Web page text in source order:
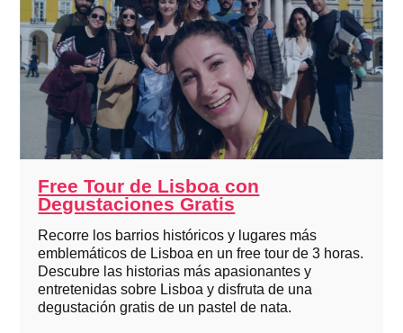
Free Tour de Lisboa con
Degustaciones Gratis
Recorre los barrios históricos y lugares más
emblemáticos de Lisboa en un free tour de 3 horas.
Descubre las historias más apasionantes y
entretenidas sobre Lisboa y disfruta de una
degustación gratis de un pastel de nata.